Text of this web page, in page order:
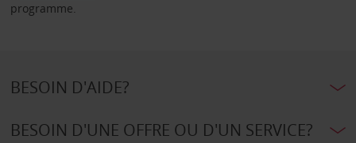
programme.
BESOIN D'AIDE?
BESOIN D'UNE OFFRE OU D'UN SERVICE?